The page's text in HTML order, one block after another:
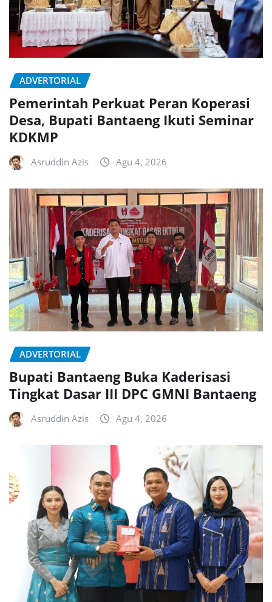
ADVERTORIAL
Pemerintah Perkuat Peran Koperasi
Desa, Bupati Bantaeng Ikuti Seminar
KDKMP
Asruddin Azis Agu 4, 2026
ADVERTORIAL
Bupati Bantaeng Buka Kaderisasi
Tingkat Dasar III DPC GMNI Bantaeng
Asruddin Azis Agu 4, 2026